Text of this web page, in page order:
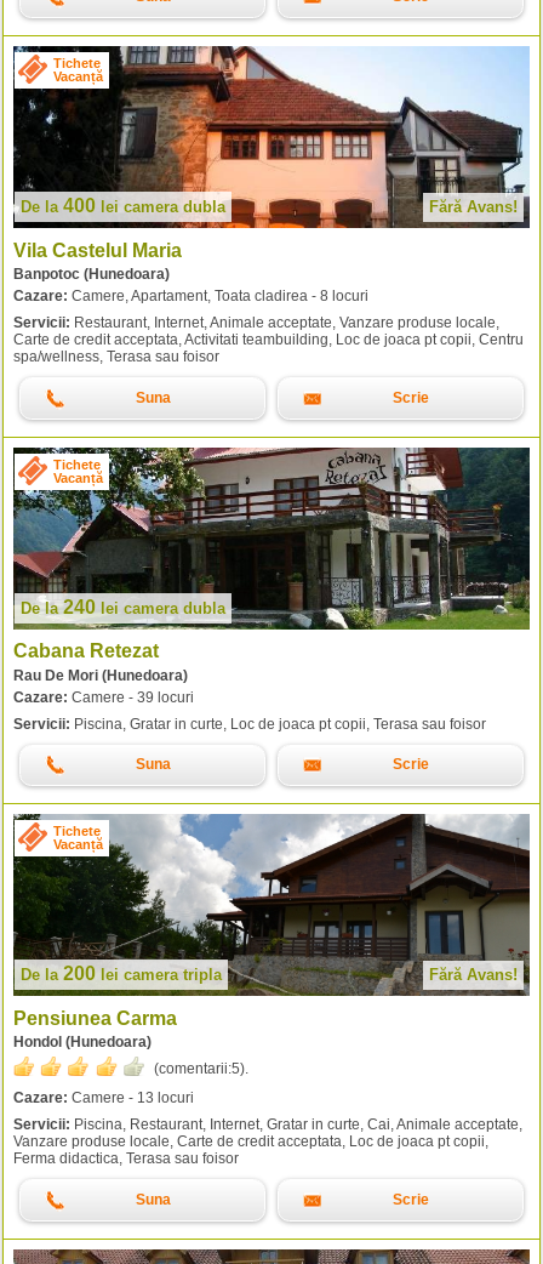
Tichete
Vacanță
De la 400 lei camera dubla Fără Avans!
Vila Castelul Maria
Banpotoc (Hunedoara)
Cazare: Camere, Apartament, Toata cladirea - 8 locuri
Servicii: Restaurant, Internet, Animale acceptate, Vanzare produse locale,
Carte de credit acceptata, Activitati teambuilding, Loc de joaca pt copii, Centru
spa/wellness, Terasa sau foisor
Suna Scrie
Tichete
Vacanță
De la240 lei camera dubla
Cabana Retezat
Rau De Mori (Hunedoara)
Cazare: Camere - 39 locuri
Servicii: Piscina, Gratar in curte, Loc de joaca pt copii, Terasa sau foisor
Suna Scrie
Tichete
Vacanță
De la 200 lei camera tripla Fără Avans!
Pensiunea Carma
Hondol (Hunedoara)
(comentarii:5).
Cazare: Camere - 13 locuri
Servicii: Piscina, Restaurant, Internet, Gratar in curte, Cai, Animale acceptate,
Vanzare produse locale, Carte de credit acceptata, Loc de joaca pt copii,
Ferma didactica, Terasa sau foisor
Suna Scrie